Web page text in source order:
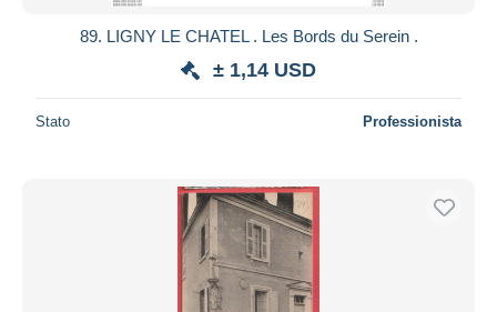
89. LIGNY LE CHATEL . Les Bords du Serein .
± 1,14 USD
Stato Professionista